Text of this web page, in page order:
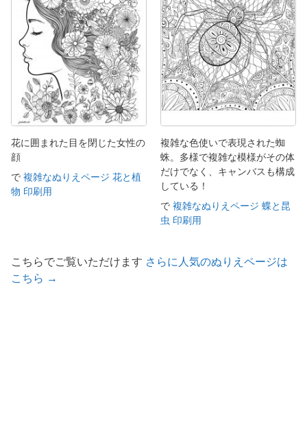
花に囲まれた目を閉じた女性の
顔
で 複雑なぬりえページ 花と植
物 印刷用
複雑な色使いで表現された蜘
蛛。多様で複雑な模様がその体
だけでなく、キャンバスも構成
している！
で 複雑なぬりえページ 蝶と昆
虫 印刷用
こちらでご覧いただけます さらに人気のぬりえページは
こちら →